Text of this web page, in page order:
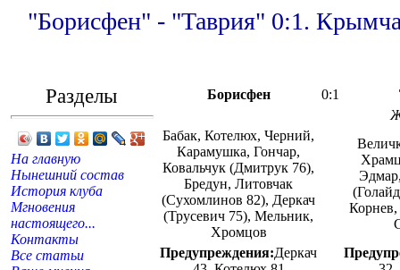
"Борисфен" - "Таврия" 0:1.
Разделы
На главную
Нынешний состав
История клуба
Мгновения
настоящего...
Контакты
Все статьи
Борисфен 0:1
Бабак, Котелюх, Черний,
Карамушка, Гончар,
Ковальчук (Дмитрук 76),
Бредун, Литовчак
(Сухомлинов 82), Деркач
(Трусевич 75), Мельник,
Хромцов
Предупреждения:Деркач